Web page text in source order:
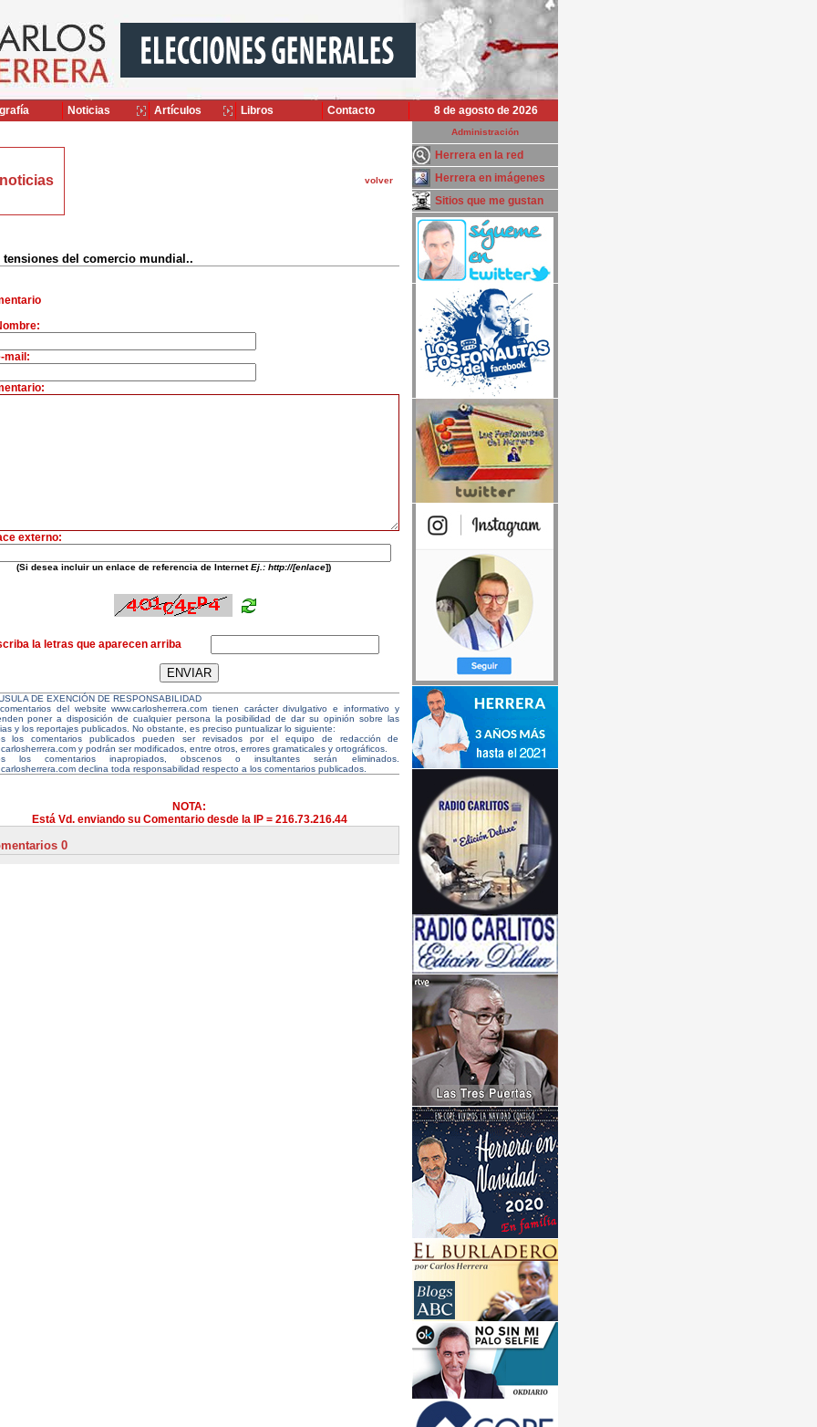
8 de agosto de 2026
volver
tensiones del comercio mundial..
mail:
externo:
(Si desea incluir un enlace de referencia de InternetEj.: http://[enlace])
la letras que aparecen arriba
DE EXENCIÓN DE RESPONSABILIDAD
del website www.carlosherrera.com tienen carácter divulgativo e informativo y
poner a disposición de cualquier persona la posibilidad de dar su opinión sobre las
y los reportajes publicados. No obstante, es preciso puntualizar lo siguiente:
los comentarios publicados pueden ser revisados por el equipo de redacción de
y podrán ser modificados, entre otros, errores gramaticales y ortográficos.
los comentarios inapropiados, obscenos o insultantes serán eliminados.
declina toda responsabilidad respecto a los comentarios publicados.
NOTA:
Está Vd. enviando su Comentario desde la IP = 216.73.216.44
0
Administración
Herrera en la red
Herrera en imágenes
Sitios que me gustan
Noticias Artículos Libros Contacto